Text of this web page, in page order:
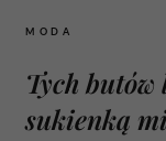
MODA
Tych butów
sukienką